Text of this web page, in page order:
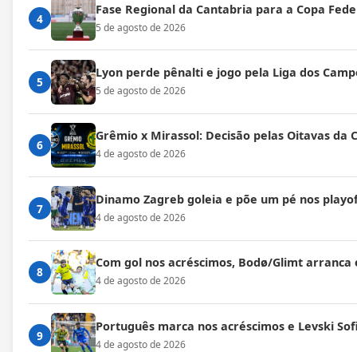
4
Fase Regional da Cantabria para a Copa
5 de agosto de 2026
5
Lyon perde pênalti e jogo pela Liga dos
5 de agosto de 2026
6
Grêmio x Mirassol: Decisão pelas Oitavas da
4 de agosto de 2026
7
Dinamo Zagreb goleia e põe um pé nos
4 de agosto de 2026
8
Com gol nos acréscimos, Bodø/Glimt arranca
4 de agosto de 2026
9
Português marca nos acréscimos e Levski
4 de agosto de 2026